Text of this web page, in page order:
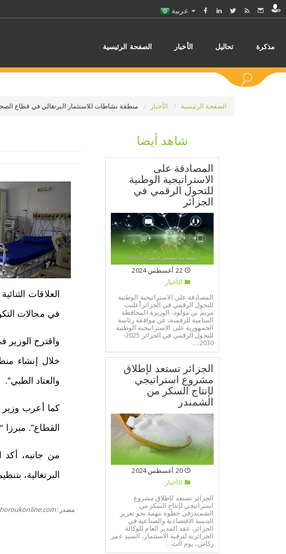
الصفحة الرئيسية الأخبار تحاليل مذكرة
الصفحة الرئيسية الأخبار منطقة نشاطات للاستثمار البرتغالي في قطاع
العلاقات
في مجالات
واقترح الوزير
خلال إنشاء
والعتاد الطبي”.
كما أعرب وزير
القطاع”. مبرزا
من جانبه، أكد
البرتغالية،
مصدر:
شاهد أيضا
المصادقة على
الاستراتيجية الوطنية
للتحول الرقمي في
الجزائر
22 أغسطس 2024
الأخبار
المصادقة على الاستراتيجية الوطنية
للتحول الرقمي في الجزائرأعلنت
مريم بن مولود، الوزيرة المحافظة
السامية للرقمنة، عن موافقة رئاسة
الجمهورية على الاستراتيجية الوطنية
للتحول الرقمي في الجزائر 2025-
2030،...
الجزائر تستعد لإطلاق
مشروع استراتيجي
لإنتاج السكر من
الشمندر
20 أغسطس 2024
الأخبار
الجزائر تستعد لإطلاق مشروع
استراتيجي لإنتاج السكر من
الشمندرفي خطوة مهمة نحو تعزيز
التنمية الاقتصادية والصناعية في
الجزائر، عقد المدير العام للوكالة
الجزائرية لترقية الاستثمار، السيد عمر
ركاش، يوم الث...